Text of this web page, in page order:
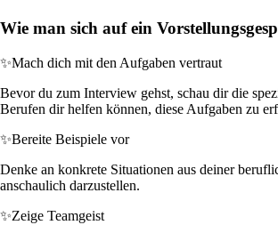
Wie man sich auf ein
✨Mach dich mit den Aufgaben vertraut
Bevor du zum Interview gehst, schau dir die
Berufen dir helfen können, diese Aufgaben zu
✨Bereite Beispiele vor
Denke an konkrete Situationen aus deiner
anschaulich darzustellen.
✨Zeige Teamgeist